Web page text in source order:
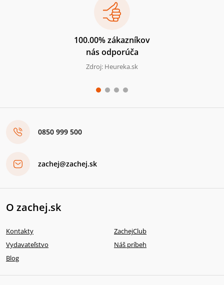
100.00% zákazníkov
nás odporúča
Zdroj: Heureka.sk
0850 999 500
zachej@zachej.sk
O zachej.sk
Kontakty
ZachejClub
Vydavateľstvo
Náš príbeh
Blog